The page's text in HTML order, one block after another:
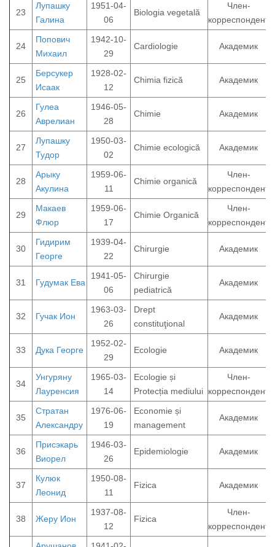
23
Лупашку
Галина
1951-04-
06
Biologia vegetală
Член-
корреспондент
24
Попович
Михаил
1942-10-
29
Cardiologie Академик
25
Берсукер
Исаак
1928-02-
12
Chimia fizică Академик
26
Гулеа
Аврелиан
1946-05-
28
Chimie Академик
27
Лупашку
Тудор
1950-03-
02
Chimie ecologică Академик
28
Арыку
Акулина
1959-06-
11
Chimie organică
Член-
корреспондент
29
Макаев
Флюр
1959-06-
17
Chimie Organică
Член-
корреспондент
30
Гидирим
Георге
1939-04-
22
Chirurgie Академик
31 Гудумак Ева
1941-05-
06
Chirurgie
pediatrică
Академик
32 Гучак Ион
1963-03-
26
Drept
constituţional
Академик
33 Дука Георге
1952-02-
29
Ecologie Академик
34
Унгуряну
Лауренсия
1965-03-
14
Ecologie și
Protecția mediului
Член-
корреспондент
35
Стратан
Александру
1976-06-
19
Economie și
management
Академик
36
Присэкарь
Виорел
1946-03-
26
Epidemiologie Академик
37
Кулюк
Леонид
1950-08-
11
Fizica Академик
38 Жеру Ион
1937-08-
12
Fizica
Член-
корреспондент